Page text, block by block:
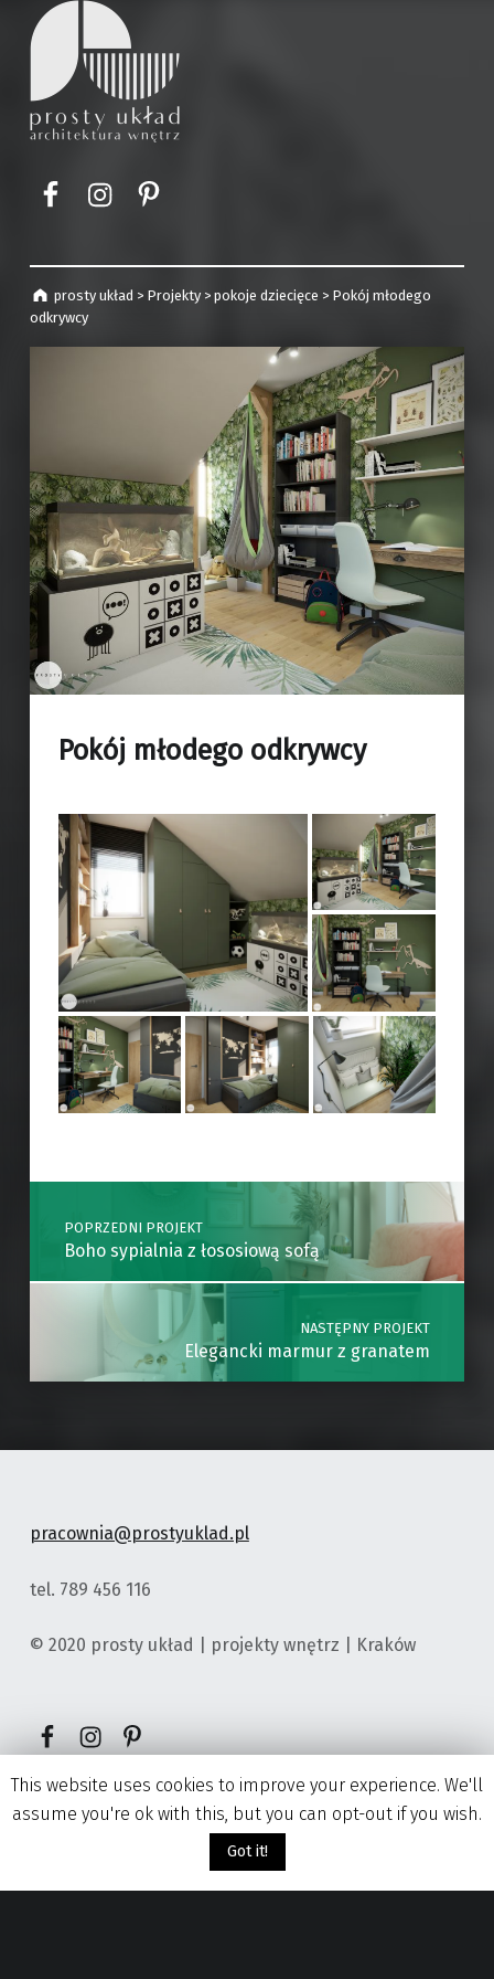
Menu
prosty układ > Projekty >pokoje dziecięce > Pokój młodego
odkrywcy
Pokój młodego odkrywcy
Post navigation
POPRZEDNI PROJEKT
Boho sypialnia z łososiową sofą
NASTĘPNY PROJEKT
Elegancki marmur z granatem
pracownia@prostyuklad.pl
tel. 789 456 116
© 2020 prosty układ | projekty wnętrz | Kraków
Element menu Element menuElement menu
This website uses cookies to improve your experience. We'll
assume you're ok with this, but you can opt-out if you wish.
Got it!